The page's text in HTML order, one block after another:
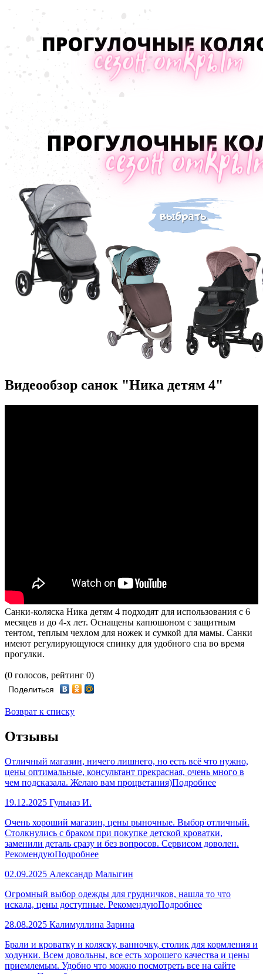
Видеообзор санок "Ника детям 4"
Санки-коляска Ника детям 4 подходят для использования с 6
месяцев и до 4-х лет. Оснащены капюшоном с защитным
тентом, теплым чехлом для ножек и сумкой для мамы. Санки
имеют регулирующуюся спинку для удобного сна во время
прогулки.
(0 голосов, рейтинг 0)
Поделиться
Возврат к списку
Отзывы
Отличный магазин, ничего лишнего, но есть всё что нужно,
цены оптимальные, консультант прекрасная, очень много в
чем подсказала. Желаю вам процветания)Подробнее
19.12.2025 Гульназ И.
Очень хороший магазин, цены рыночные. Выбор отличный.
Столкнулись с браком при покупке детской кроватки,
заменили деталь сразу и без вопросов. Сервисом доволен.
РекомендуюПодробнее
02.09.2025 Александр Малыгин
Огромный выбор одежды для грудничков, нашла то что
искала, цены доступные. РекомендуюПодробнее
28.08.2025 Калимуллина Зарина
Брали и кроватку и коляску, ванночку, столик для кормления и
ходунки. Всем довольны, все есть хорошего качества и цены
приемлемым. Удобно что можно посмотреть все на сайте